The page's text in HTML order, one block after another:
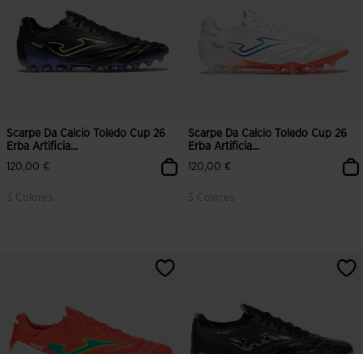
Scarpe Da Calcio Toledo Cup 26
Erba Artificia...
120,00 €
3 Colores
3,7 su 5 valutazione dei clienti
Scarpe Da Calcio Toledo Cup 26
Erba Artificia...
120,00 €
3 Colores
4,8 su 5 valutazione dei clienti